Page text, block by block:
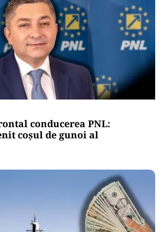
conducerea PNL:
coșul de gunoi al